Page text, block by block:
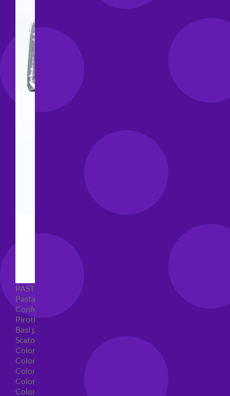
PASTICCERIA
Pasta di zucchero
Confetti
Pirottini
Basi polistirolo per torte
Scatole per torte
Coloranti alimentari
Coloranti alimentari in gel
Colorante alimentare spray
Coloranti alimentari in polvere
Coloranti liquidi